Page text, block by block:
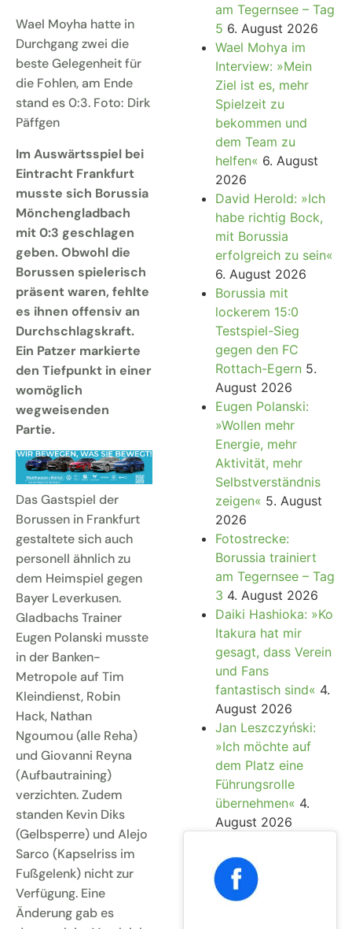
Wael Moyha hatte in
Durchgang zwei die
beste Gelegenheit für
die Fohlen, am Ende
stand es 0:3. Foto: Dirk
Päffgen
Im Auswärtsspiel bei
Eintracht Frankfurt
musste sich Borussia
Mönchengladbach
mit 0:3 geschlagen
geben. Obwohl die
Borussen spielerisch
präsent waren, fehlte
es ihnen offensiv an
Durchschlagskraft.
Ein Patzer markierte
den Tiefpunkt in einer
womöglich
wegweisenden
Partie.
Das Gastspiel der
Borussen in Frankfurt
gestaltete sich auch
personell ähnlich zu
dem Heimspiel gegen
Bayer Leverkusen.
Gladbachs Trainer
Eugen Polanski musste
in der Banken-
Metropole auf Tim
Kleindienst, Robin
Hack, Nathan
Ngoumou (alle Reha)
und Giovanni Reyna
(Aufbautraining)
verzichten. Zudem
standen Kevin Diks
(Gelbsperre) und Alejo
Sarco (Kapselriss im
Fußgelenk) nicht zur
Verfügung. Eine
Änderung gab es
am Tegernsee – Tag
5 6. August 2026
Wael Mohya im
Interview: »Mein
Ziel ist es, mehr
Spielzeit zu
bekommen und
dem Team zu
helfen« 6. August
2026
David Herold: »Ich
habe richtig Bock,
mit Borussia
erfolgreich zu sein«
6. August 2026
Borussia mit
lockerem 15:0
Testspiel-Sieg
gegen den FC
Rottach-Egern 5.
August 2026
Eugen Polanski:
»Wollen mehr
Energie, mehr
Aktivität, mehr
Selbstverständnis
zeigen« 5. August
2026
Fotostrecke:
Borussia trainiert
am Tegernsee – Tag
3 4. August 2026
Daiki Hashioka: »Ko
Itakura hat mir
gesagt, dass Verein
und Fans
fantastisch sind« 4.
August 2026
Jan Leszczyński:
»Ich möchte auf
dem Platz eine
Führungsrolle
übernehmen« 4.
August 2026